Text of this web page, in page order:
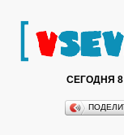
СЕГОДНЯ